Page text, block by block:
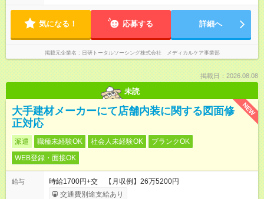
気になる！ 応募する 詳細へ
掲載元企業名 日研トータルソーシング株式会社 メディカルケア事業部
掲載日：2026.08.08
未読
NEW
大手建材メーカーにて店舗内装に関する図面修
正対応
派遣 職種未経験OK 社会人未経験OK
ブランクOK
WEB登録・面接OK
給与
時給1700円+交 【月収例】26万5200円
交通費別途支給あり